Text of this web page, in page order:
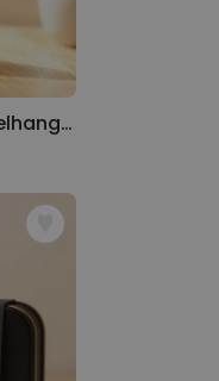
Magnetische gans sleutelhanger